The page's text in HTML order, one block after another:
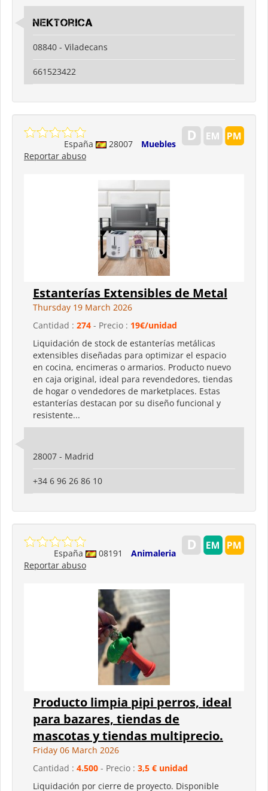
nektorica
08840 - Viladecans
661523422
España 28007
Muebles
Reportar abuso
Estanterías Extensibles de Metal
Thursday 19 March 2026
Cantidad : 274 - Precio : 19€/unidad
Liquidación de stock de estanterías metálicas
extensibles diseñadas para optimizar el espacio
en cocina, encimeras o armarios. Producto nuevo
en caja original, ideal para revendedores, tiendas
de hogar o vendedores de marketplaces. Estas
estanterías destacan por su diseño funcional y
resistente...
28007 - Madrid
+34 6 96 26 86 10
España 08191
Animaleria
Reportar abuso
Producto limpia pipi perros, ideal
para bazares, tiendas de
mascotas y tiendas multiprecio.
Friday 06 March 2026
Cantidad : 4.500 - Precio : 3,5 € unidad
Liquidación por cierre de proyecto. Disponible